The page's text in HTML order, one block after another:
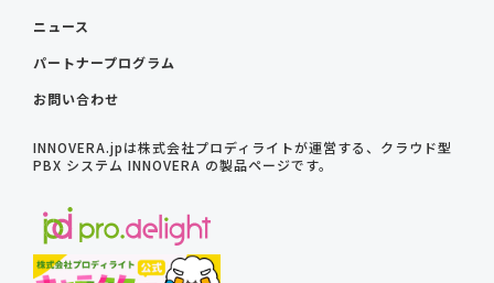
ニュース
パートナープログラム
お問い合わせ
INNOVERA.jpは株式会社プロディライトが運営する、クラウド型
PBX システム INNOVERA の製品ページです。